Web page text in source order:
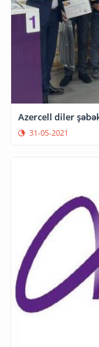
Azercell diler
31-05-2021